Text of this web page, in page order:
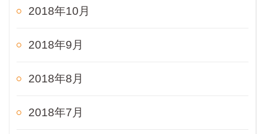
2018年10月
2018年9月
2018年8月
2018年7月